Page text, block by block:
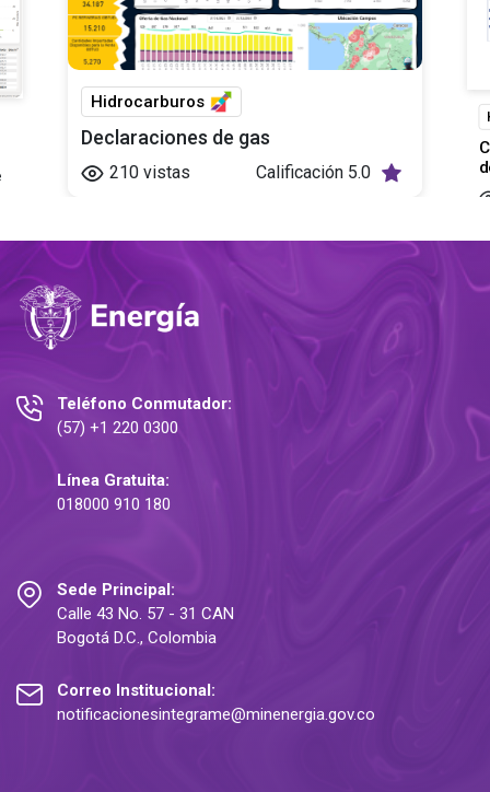
Hidrocarburos
Declaraciones de gas
210 vistas Calificación 5.0
Teléfono Conmutador:
(57) +1 220 0300
Línea Gratuita:
018000 910 180
Sede Principal:
Calle 43 No. 57 - 31 CAN
Bogotá D.C., Colombia
Correo Institucional:
notificacionesintegrame@minenergia.gov.co